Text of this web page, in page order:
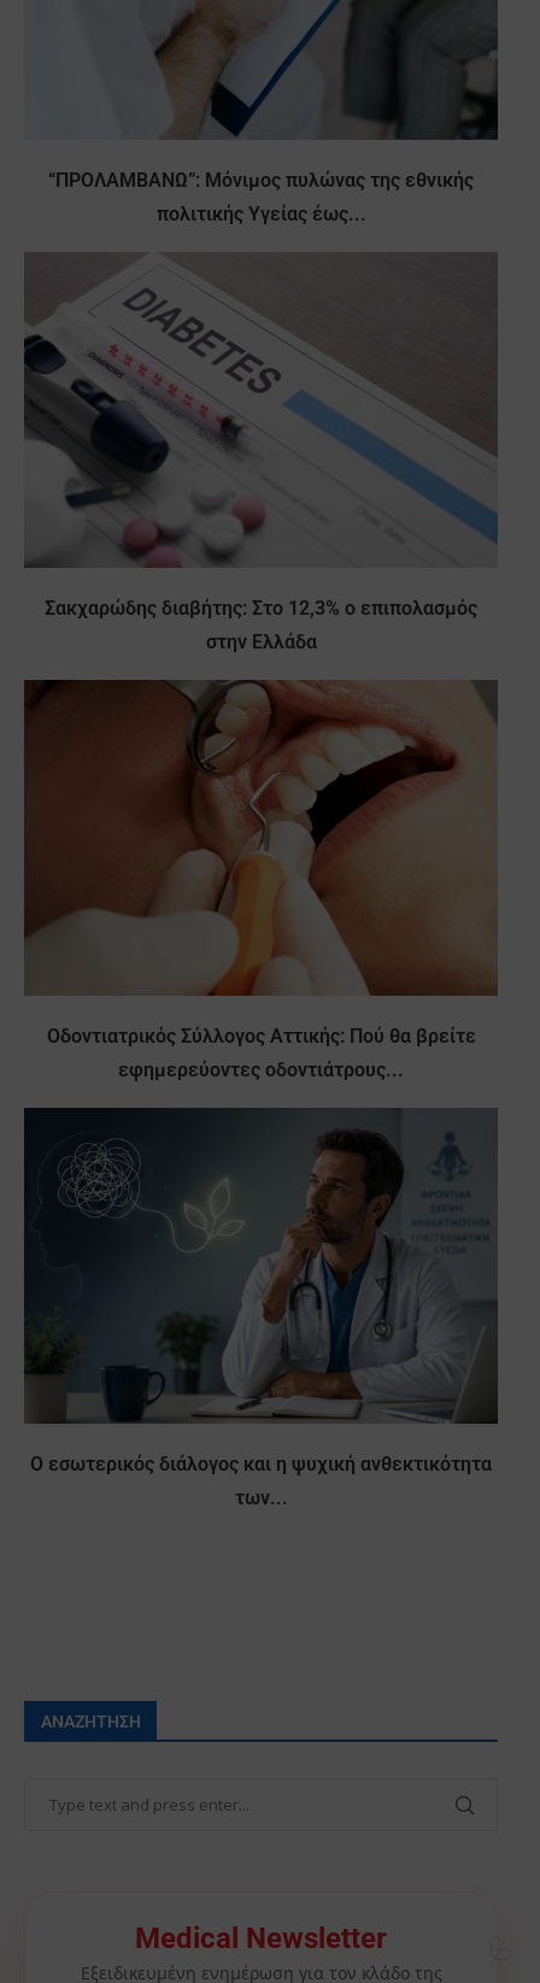
“ΠΡΟΛΑΜΒΑΝΩ”: Μόνιμος πυλώνας της εθνικής
πολιτικής Υγείας έως...
Σακχαρώδης διαβήτης: Στο 12,3% ο επιπολασμός
στην Ελλάδα
Οδοντιατρικός Σύλλογος Αττικής: Πού θα βρείτε
εφημερεύοντες οδοντιάτρους...
Ο εσωτερικός διάλογος και η ψυχική ανθεκτικότητα
των...
ΑΝΑΖΉΤΗΣΗ
Medical Newsletter
Εξειδικευμένη ενημέρωση για τον κλάδο της